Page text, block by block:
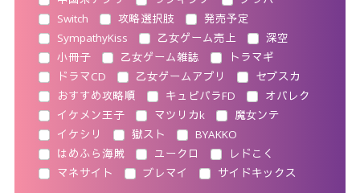
Switch
攻略選択肢
発売予定
SympathyKiss
乙女ゲーム売上
深空
小冊子
乙女ゲーム雑誌
トラマギ
ドラマCD
乙女ゲームアプリ
セブスカ
おすすめ攻略順
キュピパラFD
オバレク
イケメン王子
マツリカk
魔女ンテ
イケシリ
獄スト
BYAKKO
はめふら海賊
ユークロ
レドこく
マネサイト
ブレマイ サイドキックス